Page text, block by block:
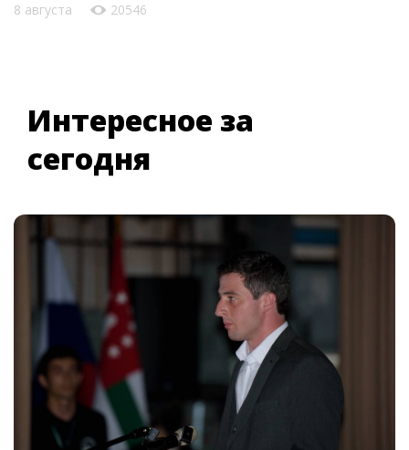
8 августа 20546
Интересное за
сегодня